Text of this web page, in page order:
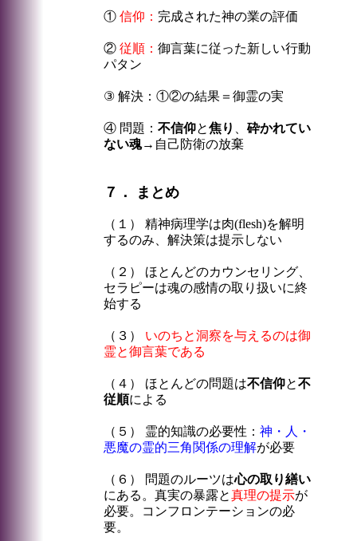
① 信仰： 完成された神の業の評価
② 従順： 御言葉に従った新しい行動
パタン
③ 解決：①②の結果＝御霊の実
④ 問題： 不信仰と焦り
砕かれてい
ない魂→自己防衛の放棄
７． まとめ
（１） 精神病理学は肉(flesh)を解明
するのみ、解決策は提示しない
（２） ほとんどのカウンセリング、
セラピーは魂の感情の取り扱いに終
始する
（３） いのちと洞察を与えるのは御
霊と御言葉である
（４） ほとんどの問題は不信仰と不
従順による
（５） 霊的知識の必要性： 神・人・
悪魔の霊的三角関係の理解が必要
（６） 問題のルーツは心の取り繕い
にある。真実の暴露と真理の提示が
必要。コンフロンテーションの必
要。